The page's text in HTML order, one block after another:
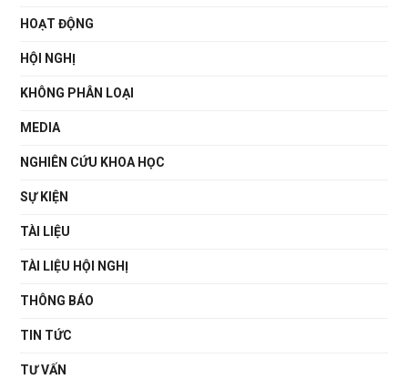
HOẠT ĐỘNG
HỘI NGHỊ
KHÔNG PHÂN LOẠI
MEDIA
NGHIÊN CỨU KHOA HỌC
SỰ KIỆN
TÀI LIỆU
TÀI LIỆU HỘI NGHỊ
THÔNG BÁO
TIN TỨC
TƯ VẤN